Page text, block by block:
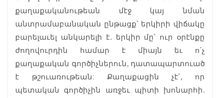
քաղաքականութեան մէջ կայ նման
անտրամաբանական ընթացք՝ երկիրի վիճակը
բարելաւել անկարելի է. երկիր մը՝ ուր օրէնքը
ժողովուրդին համար է միայն եւ ո՛չ
քաղաքական գործիչներուն, դատապարտուած
է թշուառութեան: Քաղաքացին չէ՛, որ
պետական գործիչին առջեւ պիտի խոնարհի.